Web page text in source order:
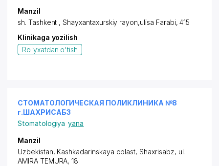
Manzil
sh. Tashkent ,Shayxantaxurskiy rayon,ulisa Farabi, 415
Klinikaga yozilish
Ro'yxatdan o'tish
СТОМАТОЛОГИЧЕСКАЯ ПОЛИКЛИНИКА №8
г.ШАХРИСАБЗ
Stomatologiya yana
Manzil
Uzbekistan, Kashkadarinskaya oblast, Shaxrisabz, ul.
AMIRA TEMURA, 18